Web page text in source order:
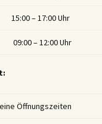
15:00 – 17:00 Uhr
09:00 – 12:00 Uhr
Öffnungszeiten